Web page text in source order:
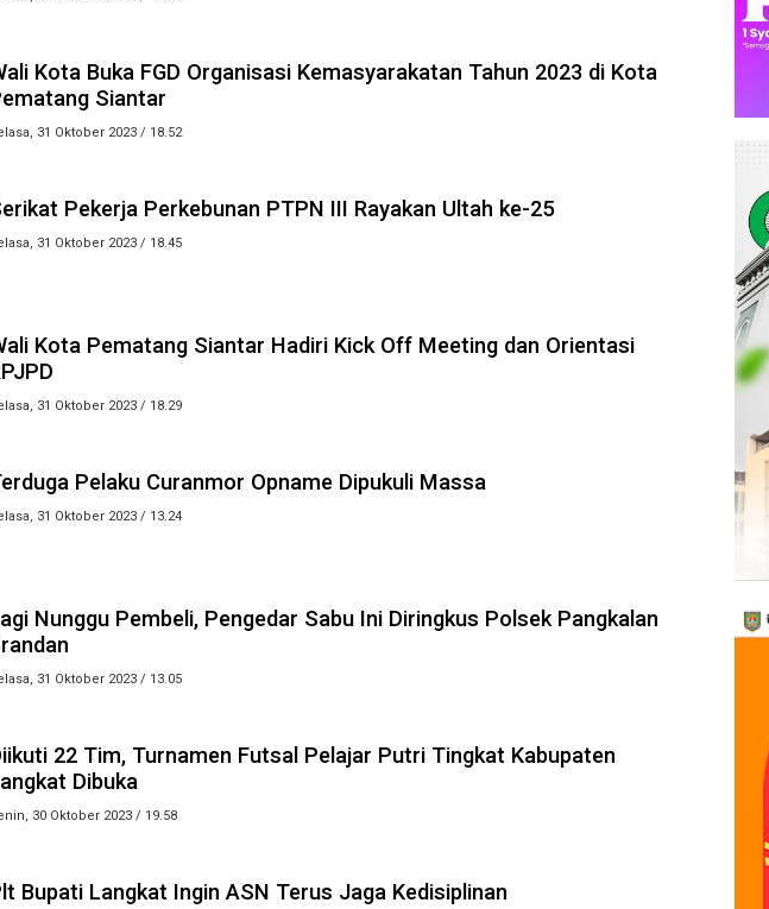
Kota Buka FGD Organisasi Kemasyarakatan Tahun 2023 di Kota
Siantar
31 Oktober 2023 / 18.52
Pekerja Perkebunan PTPN III Rayakan Ultah ke-25
31 Oktober 2023 / 18.45
Kota Pematang Siantar Hadiri Kick Off Meeting dan Orientasi
31 Oktober 2023 / 18.29
Pelaku Curanmor Opname Dipukuli Massa
31 Oktober 2023 / 13.24
Nunggu Pembeli, Pengedar Sabu Ini Diringkus Polsek Pangkalan
31 Oktober 2023 / 13.05
22 Tim, Turnamen Futsal Pelajar Putri Tingkat Kabupaten
Dibuka
30 Oktober 2023 / 19.58
Bupati Langkat Ingin ASN Terus Jaga Kedisiplinan